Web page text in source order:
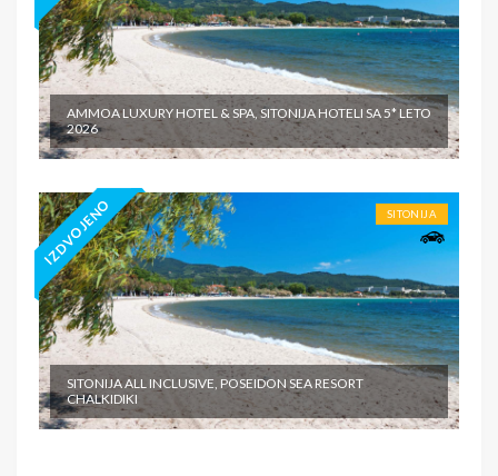
AMMOA LUXURY HOTEL & SPA, SITONIJA HOTELI SA 5* LETO
2026
IZDVOJENO SITONIJA
SITONIJA ALL INCLUSIVE, POSEIDON SEA RESORT
CHALKIDIKI